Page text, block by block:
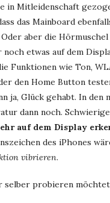
in Mitleidenschaft
das Mainboard
aber die
etwas auf dem
Funktionen wie Ton,
den Home Button
ja, Glück gehabt. In den
dann noch.
auf dem Display
des iPhones
vibrieren.
selber probieren